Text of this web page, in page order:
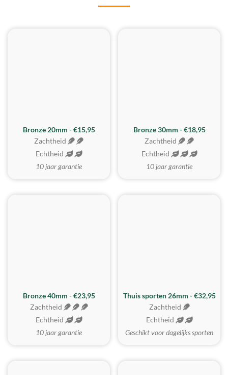
Bronze 20mm - €15,95
Zachtheid
Echtheid
10 jaar garantie
BESTE KOOP
Bronze 30mm - €18,95
Zachtheid
Echtheid
10 jaar garantie
Bronze 40mm - €23,95
Zachtheid
Echtheid
10 jaar garantie
Thuis sporten 26mm - €32,95
Zachtheid
Echtheid
Geschikt voor dagelijks sporten